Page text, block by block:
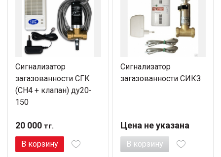
Сигнализатор
загазованности СГК
(СН4 + клапан) ду20-
150
20 000 тг.
В корзину
Сигнализатор
загазованности СИКЗ
Цена не указана
В корзину